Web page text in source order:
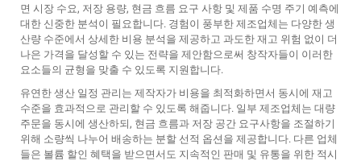
면 시장 수요, 저장 용량, 현금 흐름 요구 사항 및 제품 수명 주기 예측에
대한 신중한 분석이 필요합니다. 경험이 풍부한 제조업체는 다양한 생
산량 수준에서 상세한 비용 분석을 제공하고 과도한 재고 위험 없이 더
나은 가격을 달성할 수 있는 전략을 제안함으로써 창작자들이 이러한
요소들의 균형을 맞출 수 있도록 지원합니다.
유연한 생산 일정 관리는 제작자가 비용을 최적화하면서 동시에 재고
수준을 효과적으로 관리할 수 있도록 해줍니다. 일부 제조업체는 대량
주문을 동시에 생산하되, 현금 흐름과 저장 공간 요구사항을 조절하기
위해 소량씩 나누어 배송하는 분할 선적 옵션을 제공합니다. 다른 업체
들은 볼륨 할인 혜택을 받으면서도 지속적인 판매 및 유통을 위한 적시